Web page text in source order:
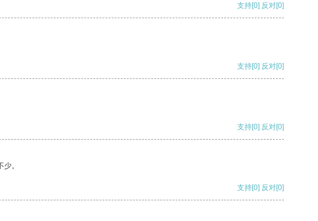
支持[0] 反对[0]
支持[0] 反对[0]
支持[0] 反对[0]
。
支持[0] 反对[0]